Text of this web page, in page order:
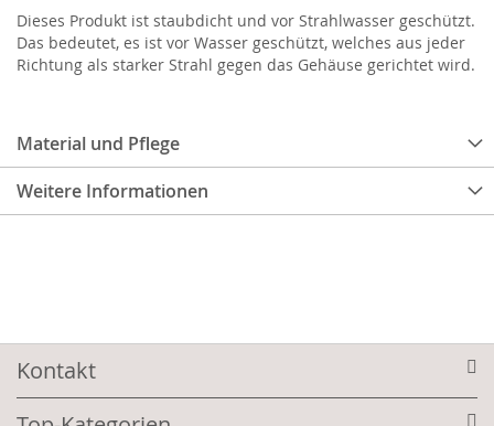
Material und Pflege
Weitere Informationen
Dieses Produkt ist staubdicht und vor Strahlwasser geschützt.
Das bedeutet, es ist vor Wasser geschützt, welches aus jeder
Richtung als starker Strahl gegen das Gehäuse gerichtet wird.
Kontakt